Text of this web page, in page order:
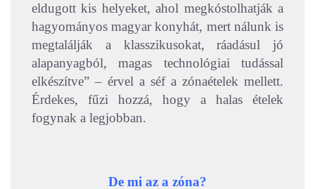
eldugott kis helyeket, ahol megkóstolhatják a
hagyományos magyar konyhát, mert nálunk is
megtalálják a klasszikusokat, ráadásul jó
alapanyagból, magas technológiai tudással
elkészítve” – érvel a séf a zónaételek mellett.
Érdekes, fűzi hozzá, hogy a halas ételek
fogynak a legjobban.
De mi az a zóna?